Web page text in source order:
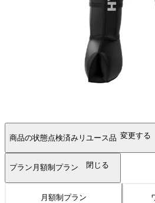
商品の状態点検済みリユース品 変更する
プラン 月額制プラン 閉じる
月額制プラン